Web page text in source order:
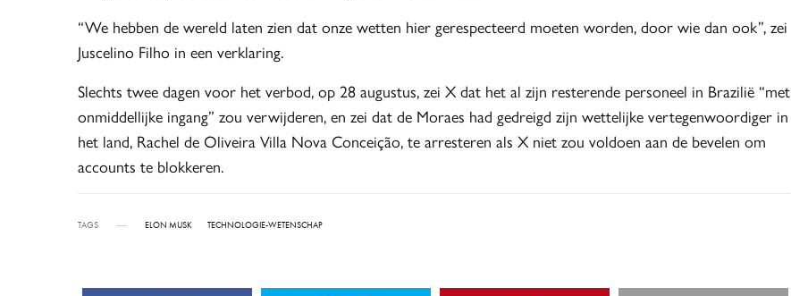
“We hebben de wereld laten zien dat onze wetten hier gerespecteerd moeten worden, door wie dan ook”, zei
Juscelino Filho in een verklaring.
Slechts twee dagen voor het verbod, op 28 augustus, zei X dat het al zijn resterende personeel in Brazilië “met
onmiddellijke ingang” zou verwijderen, en zei dat de Moraes had gedreigd zijn wettelijke vertegenwoordiger in
het land, Rachel de Oliveira Villa Nova Conceição, te arresteren als X niet zou voldoen aan de bevelen om
accounts te blokkeren.
TAGS ELON MUSK TECHNOLOGIE-WETENSCHAP